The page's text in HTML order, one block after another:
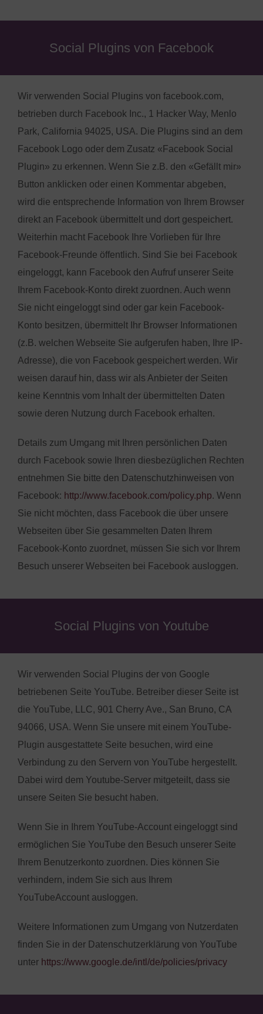
Social Plugins von Facebook
Wir verwenden Social Plugins von facebook.com,
betrieben durch Facebook Inc., 1 Hacker Way, Menlo
Park, California 94025, USA. Die Plugins sind an dem
Facebook Logo oder dem Zusatz «Facebook Social
Plugin» zu erkennen. Wenn Sie z.B. den «Gefällt mir»
Button anklicken oder einen Kommentar abgeben,
wird die entsprechende Information von Ihrem Browser
direkt an Facebook übermittelt und dort gespeichert.
Weiterhin macht Facebook Ihre Vorlieben für Ihre
Facebook-Freunde öffentlich. Sind Sie bei Facebook
eingeloggt, kann Facebook den Aufruf unserer Seite
Ihrem Facebook-Konto direkt zuordnen. Auch wenn
Sie nicht eingeloggt sind oder gar kein Facebook-
Konto besitzen, übermittelt Ihr Browser Informationen
(z.B. welchen Webseite Sie aufgerufen haben, Ihre IP-
Adresse), die von Facebook gespeichert werden. Wir
weisen darauf hin, dass wir als Anbieter der Seiten
keine Kenntnis vom Inhalt der übermittelten Daten
sowie deren Nutzung durch Facebook erhalten.
Details zum Umgang mit Ihren persönlichen Daten
durch Facebook sowie Ihren diesbezüglichen Rechten
entnehmen Sie bitte den Datenschutzhinweisen von
Facebook: http://www.facebook.com/policy.php. Wenn
Sie nicht möchten, dass Facebook die über unsere
Webseiten über Sie gesammelten Daten Ihrem
Facebook-Konto zuordnet, müssen Sie sich vor Ihrem
Besuch unserer Webseiten bei Facebook ausloggen.
Social Plugins von Youtube
Wir verwenden Social Plugins der von Google
betriebenen Seite YouTube. Betreiber dieser Seite ist
die YouTube, LLC, 901 Cherry Ave., San Bruno, CA
94066, USA. Wenn Sie unsere mit einem YouTube-
Plugin ausgestattete Seite besuchen, wird eine
Verbindung zu den Servern von YouTube hergestellt.
Dabei wird dem Youtube-Server mitgeteilt, dass sie
unsere Seiten Sie besucht haben.
Wenn Sie in Ihrem YouTube-Account eingeloggt sind
ermöglichen Sie YouTube den Besuch unserer Seite
Ihrem Benutzerkonto zuordnen. Dies können Sie
verhindern, indem Sie sich aus Ihrem
YouTubeAccount ausloggen.
Weitere Informationen zum Umgang von Nutzerdaten
finden Sie in der Datenschutzerklärung von YouTube
unter https://www.google.de/intl/de/policies/privacy